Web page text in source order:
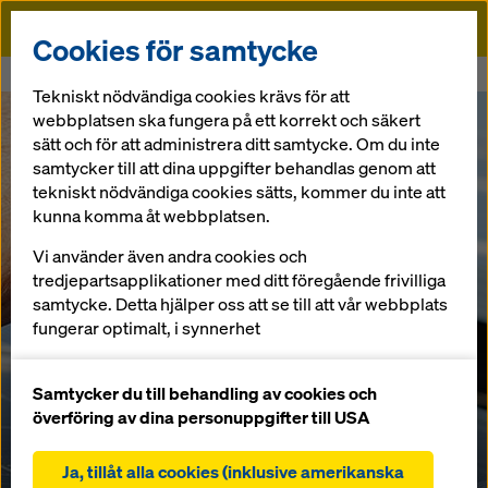
Doka
Cookies för samtycke
Tekniskt nödvändiga cookies krävs för att
webbplatsen ska fungera på ett korrekt och säkert
sätt och för att administrera ditt samtycke. Om du inte
samtycker till att dina uppgifter behandlas genom att
tekniskt nödvändiga cookies sätts, kommer du inte att
kunna komma åt webbplatsen.
Vi använder även andra cookies och
tredjepartsapplikationer med ditt föregående frivilliga
samtycke. Detta hjälper oss att se till att vår webbplats
fungerar optimalt, i synnerhet
webbplats (funktionella och statistiska cookies),
underlätta en smidig köpprocess när du använder
cookies),
Samtycker du till behandling av cookies och
överföring av dina personuppgifter till USA
Ja, tillåt alla cookies (inklusive amerikanska